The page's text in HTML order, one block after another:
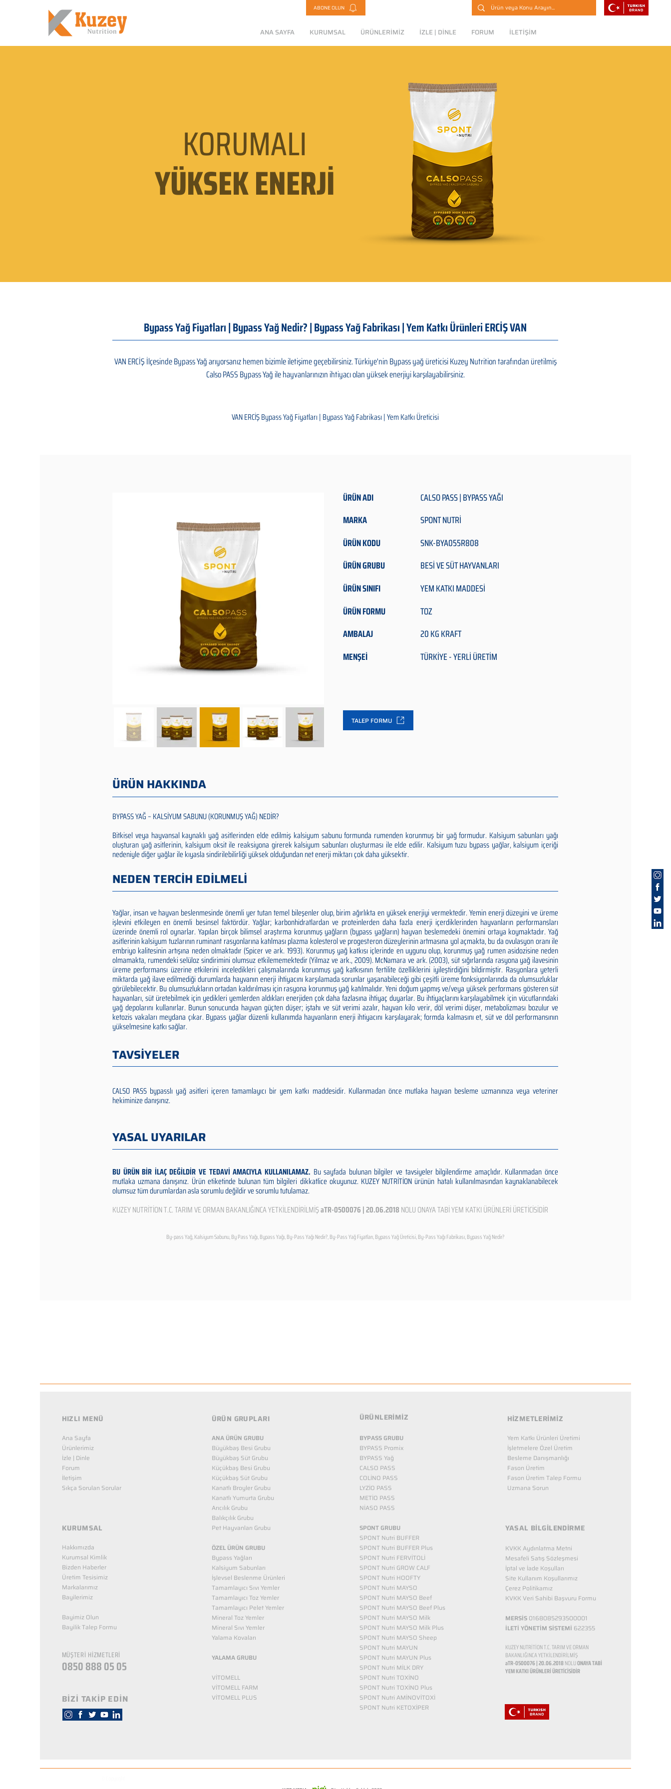
ABONE OLUN
ANA SAYFA KURUMSAL ÜRÜNLERİMİZ İZLE | DİNLE FORUM İLETİŞİM
KORUMALI
YÜKSEK ENERJİ
Bypass Yağ Fiyatları | Bypass Yağ Nedir? | Bypass Yağ Fabrikası | Yem Katkı Ürünleri ERCİŞ VAN
VAN ERCİŞ İlçesinde Bypass Yağ arıyorsanız hemen bizimle iletişime geçebilirsiniz. Türkiye'nin Bypass yağ üreticisi Kuzey Nutrition tarafından üretilmiş
Calso PASS Bypass Yağ ile hayvanlarınızın ihtiyacı olan yüksek enerjiyi karşılayabilirsiniz.
VAN ERCİŞ Bypass Yağ Fiyatları | Bypass Yağ Fabrikası | Yem Katkı Üreticisi
ÜRÜN ADI
CALSO PASS | BYPASS YAĞI
MARKA
SPONT NUTRİ
ÜRÜN KODU
SNK-BYA055R808
ÜRÜN GRUBU
BESİ VE SÜT HAYVANLARI
ÜRÜN SINIFI
YEM KATKI MADDESİ
ÜRÜN FORMU
TOZ
AMBALAJ
20 KG KRAFT
MENŞEİ
TÜRKİYE - YERLİ ÜRETİM
TALEP FORMU
ÜRÜN HAKKINDA
BYPASS YAĞ – KALSİYUM SABUNU (KORUNMUŞ YAĞ) NEDİR?
Bitkisel veya hayvansal kaynaklı yağ asitlerinden elde edilmiş kalsiyum sabunu formunda rumenden korunmuş bir yağ formudur. Kalsiyum sabunları yağı
oluşturan yağ asitlerinin, kalsiyum oksit ile reaksiyona girerek kalsiyum sabunları oluşturması ile elde edilir. Kalsiyum tuzu bypass yağlar, kalsiyum içeriği
nedeniyle diğer yağlar ile kıyasla sindirilebilirliği yüksek olduğundan net enerji miktarı çok daha yüksektir.
NEDEN TERCİH EDİLMELİ
Yağlar, insan ve hayvan beslenmesinde önemli yer tutan temel bileşenler olup, birim ağırlıkta en yüksek enerjiyi vermektedir. Yemin enerji düzeyini ve üreme
işlevini etkileyen en önemli besinsel faktördür. Yağlar; karbonhidratlardan ve proteinlerden daha fazla enerji içerdiklerinden hayvanların performansları
üzerinde önemli rol oynarlar. Yapılan birçok bilimsel araştırma korunmuş yağların (bypass yağların) hayvan beslemedeki önemini ortaya koymaktadır. Yağ
asitlerinin kalsiyum tuzlarının ruminant rasyonlarına katılması plazma kolesterol ve progesteron düzeylerinin artmasına yol açmakta, bu da ovulasyon oranı ile
embriyo kalitesinin artışına neden olmaktadır (Spicer ve ark. 1993). Korunmuş yağ katkısı içlerinde en uygunu olup, korunmuş yağ rumen asidozisine neden
olmamakta, rumendeki selüloz sindirimini olumsuz etkilememektedir (Yilmaz ve ark., 2009). McNamara ve ark. (2003), süt sığırlarında rasyona yağ ilavesinin
üreme performansı üzerine etkilerini inceledikleri çalışmalarında korunmuş yağ katkısının fertilite özelliklerini iyileştirdiğini bildirmiştir. Rasyonlara yeterli
miktarda yağ ilave edilmediği durumlarda hayvanın enerji ihtiyacını karşılamada sorunlar yaşanabileceği gibi çeşitli üreme fonksiyonlarında da olumsuzluklar
görülebilecektir. Bu olumsuzlukların ortadan kaldırılması için rasyona korunmuş yağ katılmalıdır. Yeni doğum yapmış ve/veya yüksek performans gösteren süt
hayvanları, süt üretebilmek için yedikleri yemlerden aldıkları enerjiden çok daha fazlasına ihtiyaç duyarlar. Bu ihtiyaçlarını karşılayabilmek için vücutlarındaki
yağ depolarını kullanırlar. Bunun sonucunda hayvan güçten düşer; iştahı ve süt verimi azalır, hayvan kilo verir, döl verimi düşer, metabolizması bozulur ve
ketozis vakaları meydana çıkar. Bypass yağlar düzenli kullanımda hayvanların enerji ihtiyacını karşılayarak; formda kalmasını et, süt ve döl performansının
yükselmesine katkı sağlar.
TAVSİYELER
CALSO PASS bypasslı yağ asitleri içeren tamamlayıcı bir yem katkı maddesidir. Kullanmadan önce mutlaka hayvan besleme uzmanınıza veya veteriner
hekiminize danışınız.
YASAL UYARILAR
BU ÜRÜN BİR İLAÇ DEĞİLDİR VE TEDAVİ AMACIYLA KULLANILAMAZ. Bu sayfada bulunan bilgiler ve tavsiyeler bilgilendirme amaçlıdır. Kullanmadan önce
mutlaka uzmana danışınız. Ürün etiketinde bulunan tüm bilgileri dikkatlice okuyunuz. KUZEY NUTRİTİON ürünün hatalı kullanılmasından kaynaklanabilecek
olumsuz tüm durumlardan asla sorumlu değildir ve sorumlu tutulamaz.
KUZEY NUTRİTİON T.C. TARIM VE ORMAN BAKANLIĞINCA YETKİLENDİRİLMİŞaTR-0500076 | 20.06.2018 NOLU ONAYA TABİ YEM KATKI ÜRÜNLERİ ÜRETİCİSİDİR
By-pass Yağ, Kalsiyum Sabunu, By Pass Yağı, Bypass Yağı, By-Pass Yağı Nedir?, By-Pass Yağ Fiyatları, Bypass Yağ Üreticisi, By-Pass Yağı Fabrikası, Bypass Yağ Nedir?
HIZLI MENÜ
Ana Sayfa
Ürünlerimiz
İzle | Dinle
Forum
İletişim
Sıkça Sorulan Sorular
KURUMSAL
Hakkımızda
Kurumsal Kimlik
Bizden Haberler
Üretim Tesisimiz
Markalarımız
Bayilerimiz
Bayimiz Olun
Bayilik Talep Formu
MÜŞTERİ HİZMETLERİ
0850 888 05 05
BİZİ TAKİP EDİN
ÜRÜN GRUPLARI
ANA ÜRÜN GRUBU
Büyükbaş Besi Grubu
Büyükbaş Süt Grubu
Küçükbaş Besi Grubu
Küçükbaş Süt Grubu
Kanatlı Broyler Grubu
Kanatlı Yumurta Grubu
Arıcılık Grubu
Balıkçılık Grubu
Pet Hayvanları Grubu
ÖZEL ÜRÜN GRUBU
Bypass Yağları
Kalsiyum Sabunları
İşlevsel Beslenme Ürünleri
Tamamlayıcı Sıvı Yemler​
Tamamlayıcı Toz Yemler
Tamamlayıcı Pelet Yemler
Mineral Toz Yemler
Mineral Sıvı Yemler
Yalama Kovaları
YALAMA GRUBU
VİTOMELL
VİTOMELL FARM
VİTOMELL PLUS
ÜRÜNLERİMİZ
BYPASS GRUBU
BYPASS Promix
BYPASS Yağ
CALSO PASS
COLİNO PASS
LYZİO PASS
METİO PASS
NİASO PASS
SPONT GRUBU
SPONT Nutri BUFFER
SPONT Nutri BUFFER Plus
SPONT Nutri FERVİTOLİ
SPONT Nutri GROW CALF
SPONT Nutri HOOFTY
SPONT Nutri MAYSO
SPONT Nutri MAYSO Beef
SPONT Nutri MAYSO Beef Plus
SPONT Nutri MAYSO Milk
SPONT Nutri MAYSO Milk Plus
SPONT Nutri MAYSO Sheep
SPONT Nutri MAYUN
SPONT Nutri MAYUN Plus
SPONT Nutri MİLK DRY
SPONT Nutri TOXİNO
SPONT Nutri TOXİNO Plus
SPONT Nutri AMİNOVİTOXİ
SPONT Nutri KETOXİPER
HİZMETLERİMİZ
Yem Katkı Ürünleri Üretimi
İşletmelere Özel Üretim
Besleme Danışmanlığı
Fason Üretim
Fason Üretim Talep Formu
Uzmana Sorun
YASAL BİLGİLENDİRME
KVKK Aydınlatma Metni
Mesafeli Satış Sözleşmesi
İptal ve İade Koşulları
Site Kullanım Koşullarımız
Çerez Politikamız
KVKK Veri Sahibi Başvuru Formu
MERSİS0168085293500001
İLETİ YÖNETİM SİSTEMİ 622355
KUZEY NUTRİTİON T.C. TARIM VE ORMAN
BAKANLIĞINCA YETKİLENDİRİLMİŞ
aTR-0500076 | 20.06.2018NOLUONAYA TABİ
YEM KATKI ÜRÜNLERİ ÜRETİCİSİDİR